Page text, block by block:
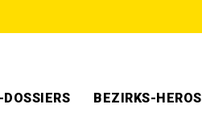
BEZIRKS-HEROS